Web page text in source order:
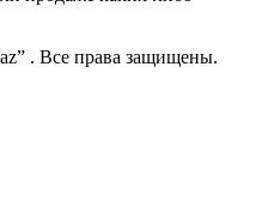
. Все права защищены.